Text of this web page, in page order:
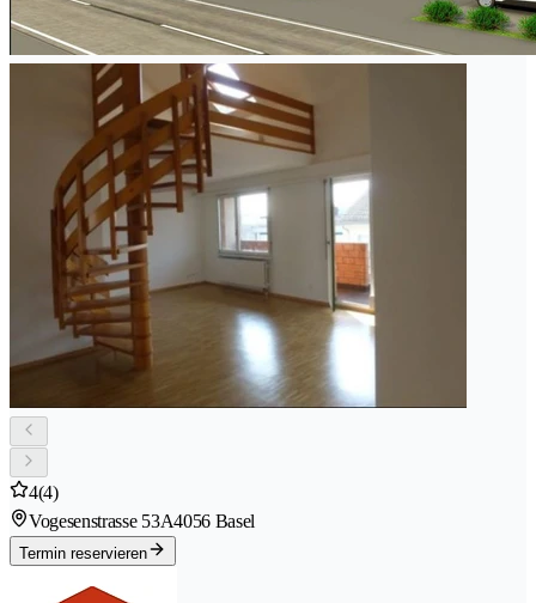
4(4)
Vogesenstrasse 53A4056 Basel
Termin reservieren